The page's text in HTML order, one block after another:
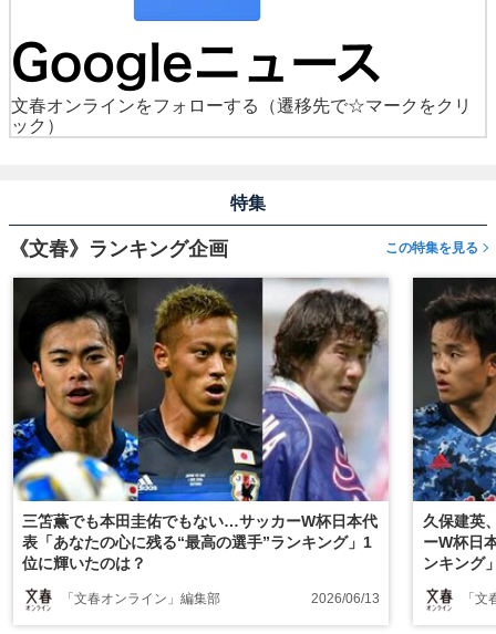
文春オンラインをフォローする
（遷移先で☆マークをクリ
ック）
特集
《文春》ランキング企画 この特集を見る
三笘薫でも本田圭佑でもない…サッカーW杯日本代
表「あなたの心に残る“最高の選手”ランキング」1
位に輝いたのは？
「文春オンライン」編集部 2026/06/13
久保建英
ーW杯日
ンキング
「